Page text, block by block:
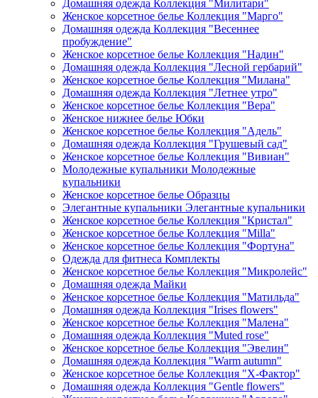
Домашняя одежда Коллекция "Милитари"
Женское корсетное белье Коллекция "Марго"
Домашняя одежда Коллекция "Весеннее
пробуждение"
Женское корсетное белье Коллекция "Надин"
Домашняя одежда Коллекция "Лесной гербарий"
Женское корсетное белье Коллекция "Милана"
Домашняя одежда Коллекция "Летнее утро"
Женское корсетное белье Коллекция "Вера"
Женское нижнее белье Юбки
Женское корсетное белье Коллекция "Адель"
Домашняя одежда Коллекция "Грушевый сад"
Женское корсетное белье Коллекция "Вивиан"
Молодежные купальники Молодежные
купальники
Женское корсетное белье Образцы
Элегантные купальники Элегантные купальники
Женское корсетное белье Коллекция "Кристал"
Женское корсетное белье Коллекция "Milla"
Женское корсетное белье Коллекция "Фортуна"
Одежда для фитнеса Комплекты
Женское корсетное белье Коллекция "Микролейс"
Домашняя одежда Майки
Женское корсетное белье Коллекция "Матильда"
Домашняя одежда Коллекция "Irises flowers"
Женское корсетное белье Коллекция "Малена"
Домашняя одежда Коллекция "Muted rose"
Женское корсетное белье Коллекция "Эвелин"
Домашняя одежда Коллекция "Warm autumn"
Женское корсетное белье Коллекция "Х-Фактор"
Домашняя одежда Коллекция "Gentle flowers"